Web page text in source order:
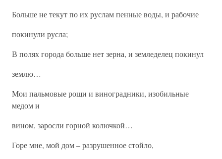
Больше не текут по их руслам пенные воды, и рабочие
покинули русла;
В полях города больше нет зерна, и земледелец покинул
землю…
Мои пальмовые рощи и виноградники, изобильные
медом и
вином, заросли горной колючкой…
Горе мне, мой дом – разрушенное стойло,